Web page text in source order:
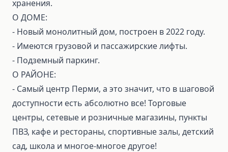
хранения.
О ДОМЕ:
- Новый монолитный дом, построен в 2022 году.
- Имеются грузовой и пассажирские лифты.
- Подземный паркинг.
О РАЙОНЕ:
- Самый центр Перми, а это значит, что в шаговой
доступности есть абсолютно все! Торговые
центры, сетевые и розничные магазины, пункты
ПВЗ, кафе и рестораны, спортивные залы, детский
сад, школа и многое-многое другое!